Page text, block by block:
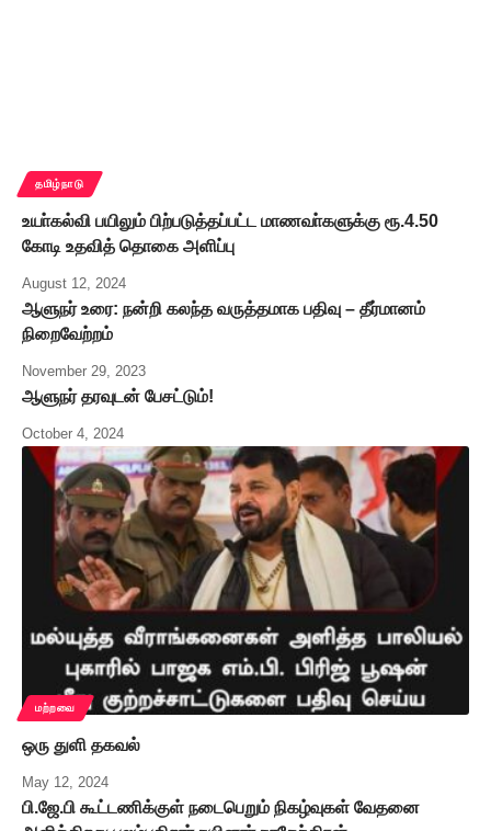
தமிழ்நாடு
உயா்கல்வி பயிலும் பிற்படுத்தப்பட்ட மாணவா்களுக்கு ரூ.4.50
கோடி உதவித் தொகை அளிப்பு
August 12, 2024
ஆளுநர் உரை: நன்றி கலந்த வருத்தமாக பதிவு – தீர்மானம்
நிறைவேற்றம்
November 29, 2023
ஆளுநர் தரவுடன் பேசட்டும்!
October 4, 2024
மற்றவை
ஒரு துளி தகவல்
May 12, 2024
பி.ஜே.பி கூட்டணிக்குள் நடைபெறும் நிகழ்வுகள் வேதனை